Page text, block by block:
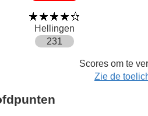
Hellingen
231
Scores om te
Zie de